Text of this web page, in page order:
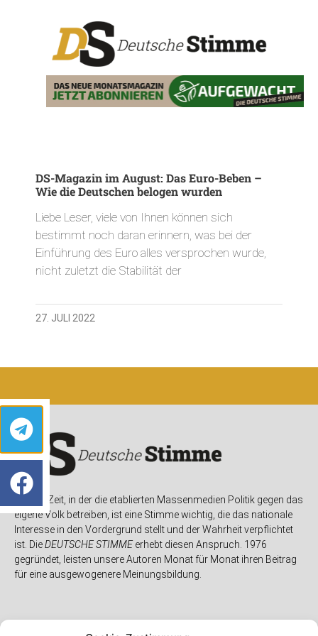
DS-Magazin im August: Das Euro-Beben –
Wie die Deutschen belogen wurden
Liebe Leser, viele von Ihnen können sich
bestimmt noch daran erinnern, was bei der
Einführung des Euro alles versprochen wurde,
nicht zuletzt die Stabilität der
27. JULI 2022
In einer Zeit, in der die etablierten Massenmedien Politik gegen das
eigene Volk betreiben, ist eine Stimme wichtig, die das nationale
Interesse in den Vordergrund stellt und der Wahrheit verpflichtet
ist. DieDEUTSCHE STIMMEerhebt diesen Anspruch. 1976
gegründet, leisten unsere Autoren Monat für Monat ihren Beitrag
für eine ausgewogenere Meinungsbildung.